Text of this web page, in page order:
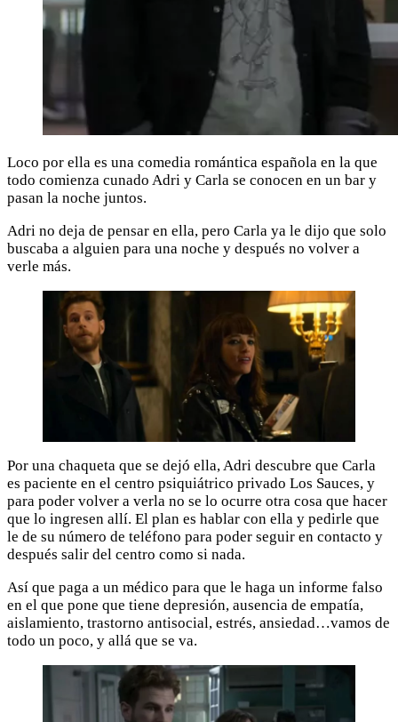
Loco por ella es una comedia romántica española en la que
todo comienza cunado Adri y Carla se conocen en un bar y
pasan la noche juntos.
Adri no deja de pensar en ella, pero Carla ya le dijo que solo
buscaba a alguien para una noche y después no volver a
verle más.
Por una chaqueta que se dejó ella, Adri descubre que Carla
es paciente en el centro psiquiátrico privado Los Sauces, y
para poder volver a verla no se lo ocurre otra cosa que hacer
que lo ingresen allí. El plan es hablar con ella y pedirle que
le de su número de teléfono para poder seguir en contacto y
después salir del centro como si nada.
Así que paga a un médico para que le haga un informe falso
en el que pone que tiene depresión, ausencia de empatía,
aislamiento, trastorno antisocial, estrés, ansiedad…vamos de
todo un poco, y allá que se va.